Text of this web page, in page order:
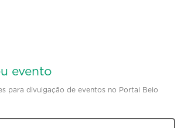
evento
para divulgação de eventos no Portal Belo